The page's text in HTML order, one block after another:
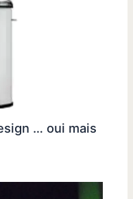
… oui mais